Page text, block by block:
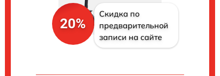
20%
Скидка по
предварительной
записи на сайте